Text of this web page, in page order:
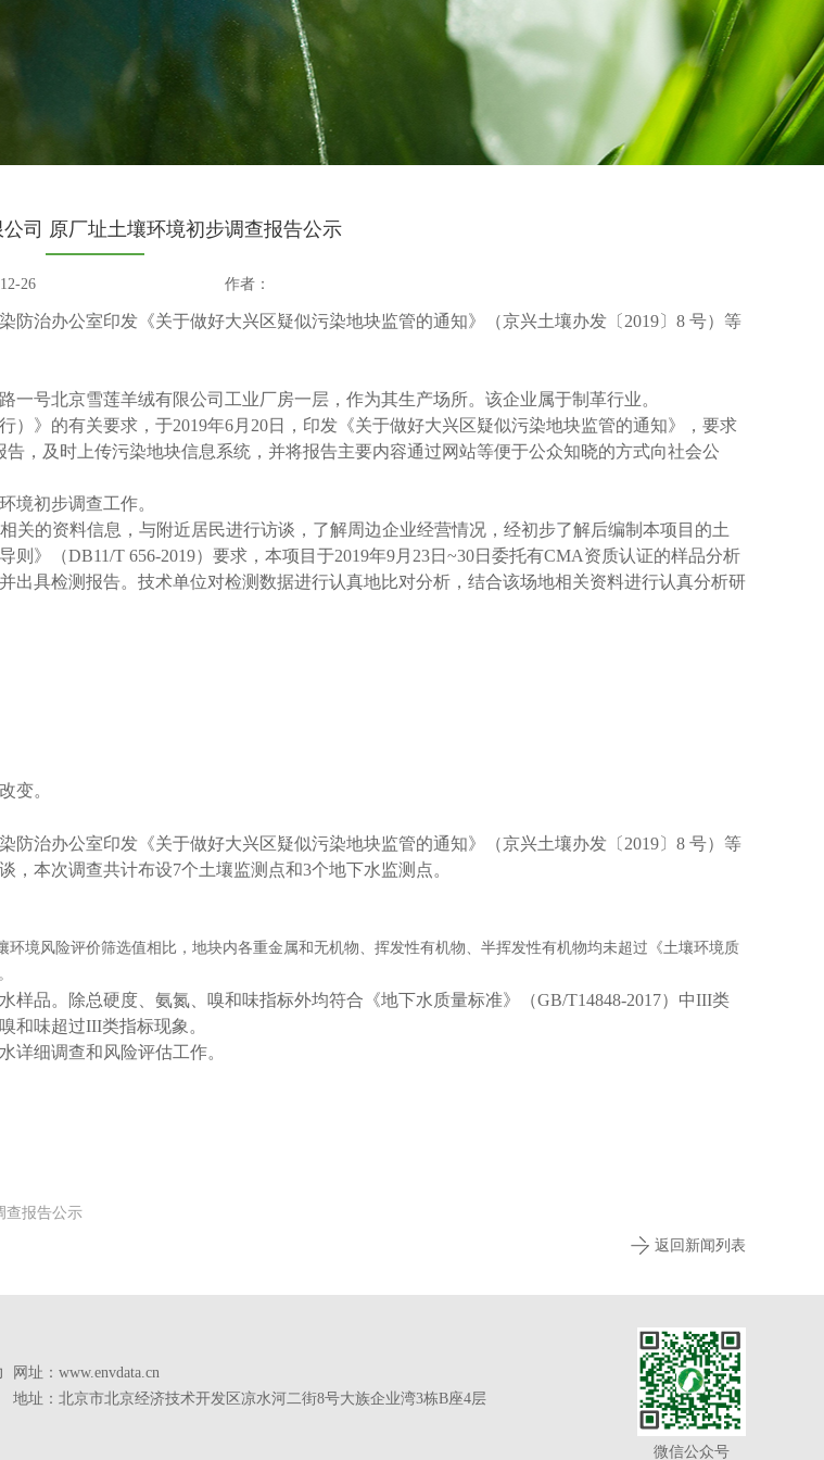
司 原厂址土壤环境初步调查报告公示
26 作者：
治办公室印发《关于做好大兴区疑似污染地块监管的通知》（京兴土壤办发〔2019〕8 号）等
一号北京雪莲羊绒有限公司工业厂房一层，作为其生产场所。该企业属于制革行业。
》的有关要求，于2019年6月20日，印发《关于做好大兴区疑似污染地块监管的通知》，要求
，及时上传污染地块信息系统，并将报告主要内容通过网站等便于公众知晓的方式向社会公
境初步调查工作。
关的资料信息，与附近居民进行访谈，了解周边企业经营情况，经初步了解后编制本项目的土
》（DB11/T 656-2019）要求，本项目于2019年9月23日~30日委托有CMA资质认证的样品分析
出具检测报告。技术单位对检测数据进行认真地比对分析，结合该场地相关资料进行认真分析研
变。
治办公室印发《关于做好大兴区疑似污染地块监管的通知》（京兴土壤办发〔2019〕8 号）等
本次调查共计布设7个土壤监测点和3个地下水监测点。
境风险评价筛选值相比，地块内各重金属和无机物、挥发性有机物、半挥发性有机物均未超过《土壤环境质
样品。
除总硬度、氨氮、嗅和味指标外均符合《地下水质量标准》（GB/T14848-2017）中III类
和味超过III类指标现象。
详细调查和风险评估工作。
查报告公示
返回新闻列表
网址：www.envdata.cn
地址：北京市北京经济技术开发区凉水河二街8号大族企业湾3栋B座4层
微信公众号